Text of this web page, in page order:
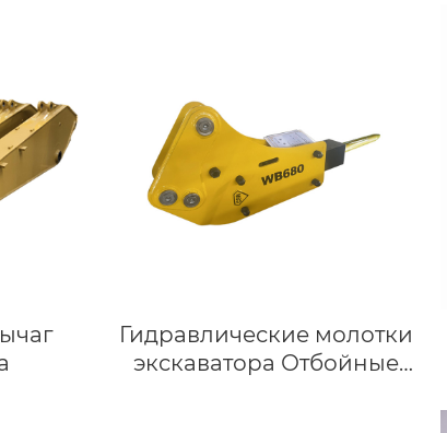
Гидравлические молотки
экскаватора Отбойные